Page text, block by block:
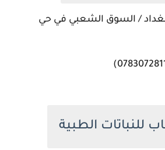
/ السوق الشعبي في حي